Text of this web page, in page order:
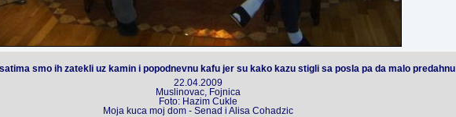
smo ih zatekli uz kamin i popodnevnu kafu jer su kako kazu stigli sa posla pa da malo predahnu
22.04.2009
Muslinovac, Fojnica
Foto: Hazim Cukle
Moja kuca moj dom - Senad i Alisa Cohadzic